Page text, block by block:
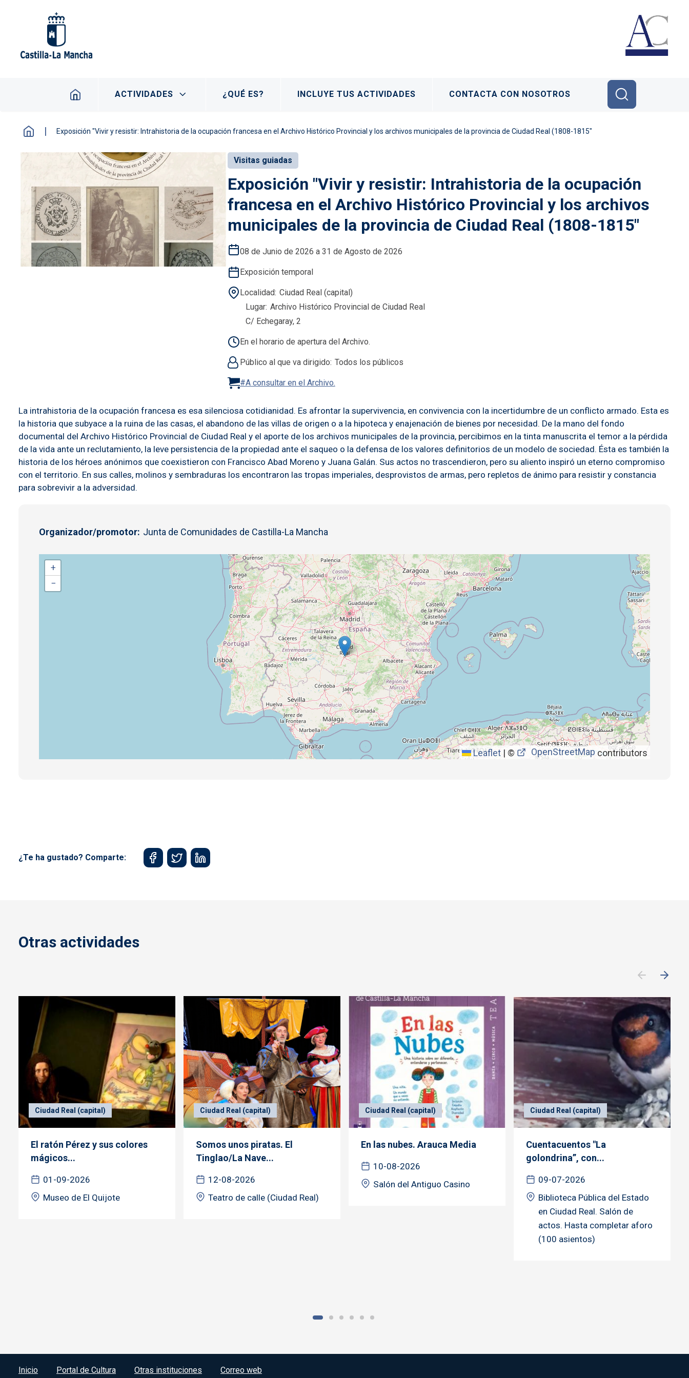
Navegación principal
ACTIVIDADES ¿QUÉ ES? INCLUYE TUS ACTIVIDADES CONTACTA CON NOSOTROS
Exposición "Vivir y resistir: Intrahistoria de la ocupación francesa en el Archivo Histórico Provincial y los archivos municipales de la provincia de Ciudad Real (1808-1815"
Visitas guiadas
Exposición "Vivir y resistir: Intrahistoria de la ocupación
francesa en el Archivo Histórico Provincial y los archivos
municipales de la provincia de Ciudad Real (1808-1815"
08 de Junio de 2026 a 31 de Agosto de 2026
Exposición temporal
Localidad Ciudad Real (capital)
Lugar Archivo Histórico Provincial de Ciudad Real
C/ Echegaray, 2
En el horario de apertura del Archivo.
Público al que va dirigido Todos los públicos
#A consultar en el Archivo.
La intrahistoria de la ocupación francesa es esa silenciosa cotidianidad. Es afrontar la supervivencia, en convivencia con la incertidumbre de un conflicto armado. Esta es
la historia que subyace a la ruina de las casas, el abandono de las villas de origen o a la hipoteca y enajenación de bienes por necesidad. De la mano del fondo
documental del Archivo Histórico Provincial de Ciudad Real y el aporte de los archivos municipales de la provincia, percibimos en la tinta manuscrita el temor a la pérdida
de la vida ante un reclutamiento, la leve persistencia de la propiedad ante el saqueo o la defensa de los valores definitorios de un modelo de sociedad. Ésta es también la
historia de los héroes anónimos que coexistieron con Francisco Abad Moreno y Juana Galán. Sus actos no trascendieron, pero su aliento inspiró un eterno compromiso
con el territorio. En sus calles, molinos y sembraduras los encontraron las tropas imperiales, desprovistos de armas, pero repletos de ánimo para resistir y constancia
para sobrevivir a la adversidad.
Organizador/promotor Junta de Comunidades de Castilla-La Mancha
+
−
Leaflet | © OpenStreetMap contributors
¿Te ha gustado? Comparte:
Otras actividades
Ciudad Real (capital)
El ratón Pérez y sus colores
mágicos...
01-09-2026
Museo de El Quijote
Ciudad Real (capital)
Somos unos piratas. El
Tinglao/La Nave...
12-08-2026
Teatro de calle (Ciudad Real)
Ciudad Real (capital)
En las nubes. Arauca Media
10-08-2026
Salón del Antiguo Casino
Ciudad Real (capital)
Cuentacuentos "La
golondrina”, con...
09-07-2026
Biblioteca Pública del Estado
en Ciudad Real. Salón de
actos. Hasta completar aforo
(100 asientos)
Menú del pie
Inicio Portal de Cultura Otras instituciones Correo web